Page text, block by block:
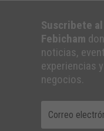
Suscribete
Febicham
noticias,
experiencias
negocios.